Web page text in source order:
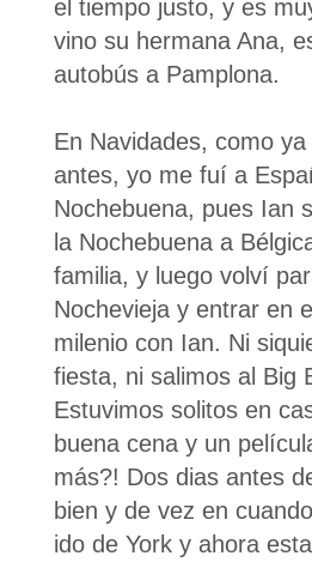
el tiempo justo, y es
vino su hermana Ana,
autobús a Pamplona.
En Navidades, como
antes, yo me fuí a
Nochebuena, pues Ian
la Nochebuena a
familia, y luego volví
Nochevieja y entrar en
milenio con Ian. Ni
fiesta, ni salimos al Big
Estuvimos solitos en
buena cena y un
más?! Dos dias antes
bien y de vez en
ido de York y ahora